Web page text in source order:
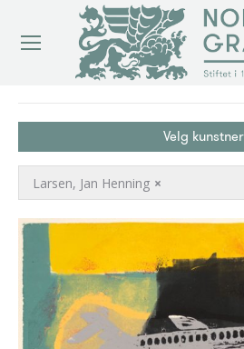
Velg kunstner
×
Larsen, Jan Henning